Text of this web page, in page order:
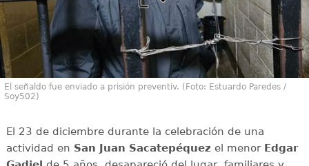
El señaldo fue enviado a prisión preventiv. (Foto: Estuardo Paredes /
Soy502)
El 23 de diciembre durante la celebración de una
actividad en San Juan Sacatepéquez el menor Edgar